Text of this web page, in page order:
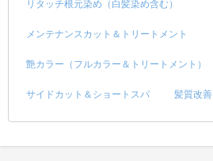
リタッチ根元染め（白髪染め含む）
メンテナンスカット＆トリートメント
艶カラー（フルカラー＆トリートメント）
サイドカット＆ショートスパ 髪質改善